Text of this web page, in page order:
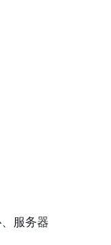
服务器